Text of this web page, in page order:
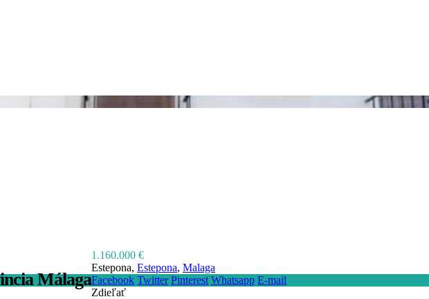
Málaga
1.160.000 €
Estepona, Estepona, Malaga
Facebook Twitter Pinterest Whatsapp E-mail
Zdieľať